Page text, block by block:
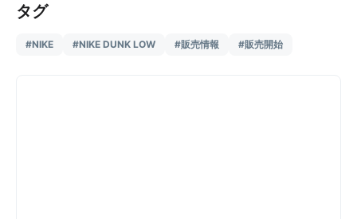
タグ
#NIKE #NIKE DUNK LOW #販売情報 #販売開始